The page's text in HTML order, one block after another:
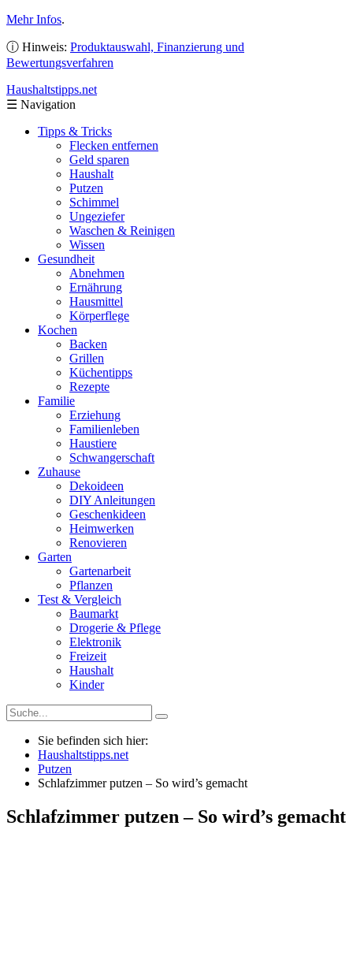
Mehr Infos.
ⓘ Hinweis: Produktauswahl, Finanzierung und
Bewertungsverfahren
Haushaltstipps.net
☰ Navigation
Tipps & Tricks
Flecken entfernen
Geld sparen
Haushalt
Putzen
Schimmel
Ungeziefer
Waschen & Reinigen
Wissen
Gesundheit
Abnehmen
Ernährung
Hausmittel
Körperflege
Kochen
Backen
Grillen
Küchentipps
Rezepte
Familie
Erziehung
Familienleben
Haustiere
Schwangerschaft
Zuhause
Dekoideen
DIY Anleitungen
Geschenkideen
Heimwerken
Renovieren
Garten
Gartenarbeit
Pflanzen
Test & Vergleich
Baumarkt
Drogerie & Pflege
Elektronik
Freizeit
Haushalt
Kinder
Sie befinden sich hier:
Haushaltstipps.net
Putzen
Schlafzimmer putzen – So wird’s gemacht
Schlafzimmer putzen – So wird’s gemacht